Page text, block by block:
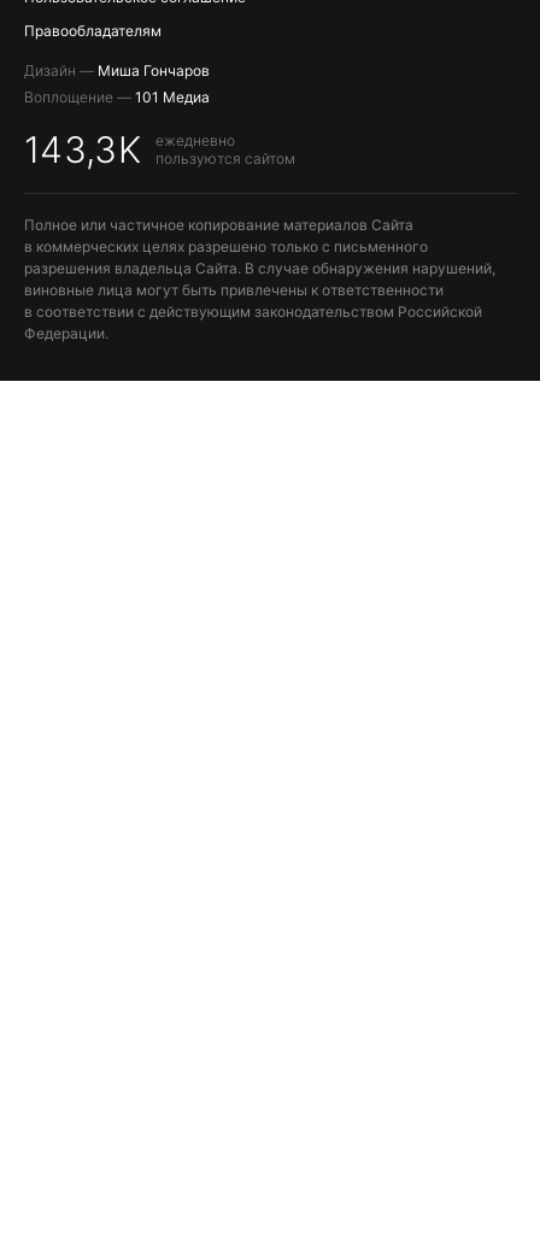
Правообладателям
Дизайн — Миша Гончаров
Воплощение — 101 Медиа
143,3K
ежедневно
пользуются сайтом
Полное или частичное копирование материалов Сайта
в коммерческих целях разрешено только с письменного
разрешения владельца Сайта. В случае обнаружения нарушений,
виновные лица могут быть привлечены к ответственности
в соответствии с действующим законодательством Российской
Федерации.